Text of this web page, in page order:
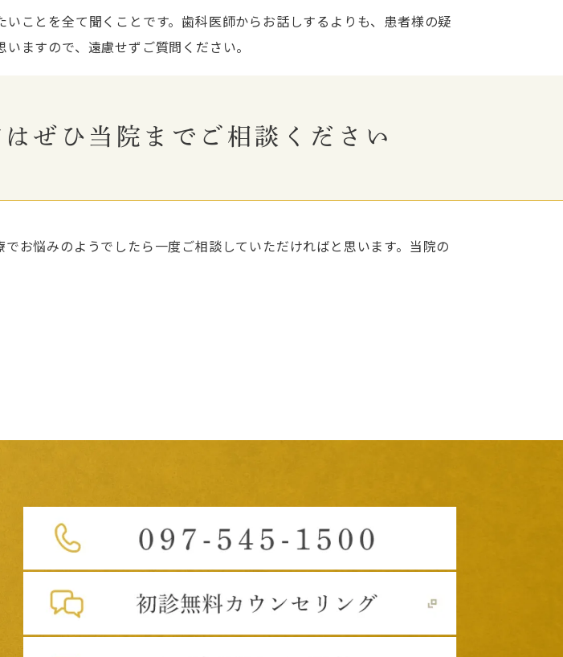
ことを全て聞くことです。歯科医師からお話しするよりも、患者様の疑
ますので、遠慮せずご質問ください。
ぜひ当院までご相談ください
お悩みのようでしたら一度ご相談していただければと思います。当院の